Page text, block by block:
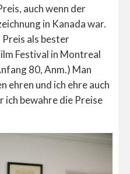
auch wenn der
in Kanada war.
als bester
Festival in Montreal
80, Anm.) Man
ehren und ich ehre auch
bewahre die Preise